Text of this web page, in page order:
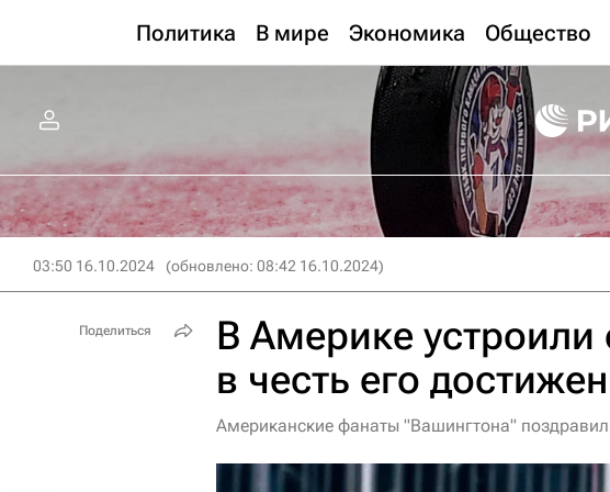
Политика В мире Экономика Общество
03:50 16.10.2024 (обновлено: 08:42 16.10.2024)
В Америке
в честь его
Американские фанаты "Вашингтона"
Поделиться